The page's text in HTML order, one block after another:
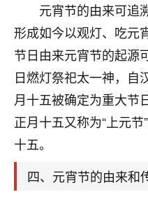
元宵节的由来可追
形成如今以观灯、吃元
节日由来元宵节的起源
日燃灯祭祀太一神，自
月十五被确定为重大节
正月十五又称为“上元节
十五。
四、元宵节的由来和
是我从找店开始
址、风水、还有
大环境不好，但
刚找老师做了补
2小时前 来自海南
梦醒时分
我女儿高二叛逆，大
师，一开始我是病